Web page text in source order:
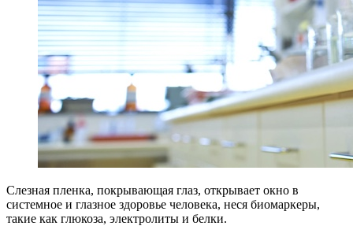
Слезная пленка, покрывающая глаз, открывает окно в
системное и глазное здоровье человека, неся биомаркеры,
такие как глюкоза, электролиты и белки.